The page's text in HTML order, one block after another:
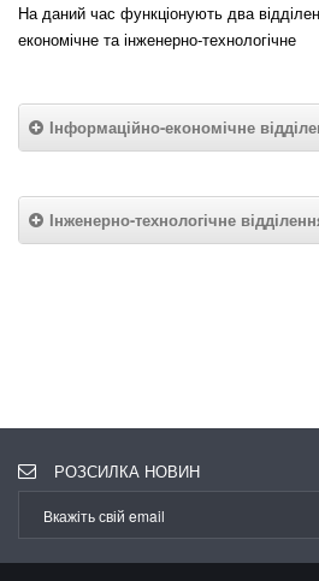
На даний час функціонують два
економічне та інженерно-технологічне
Інформаційно-економічне
Інженерно-технологічне
РОЗСИЛКА НОВИН